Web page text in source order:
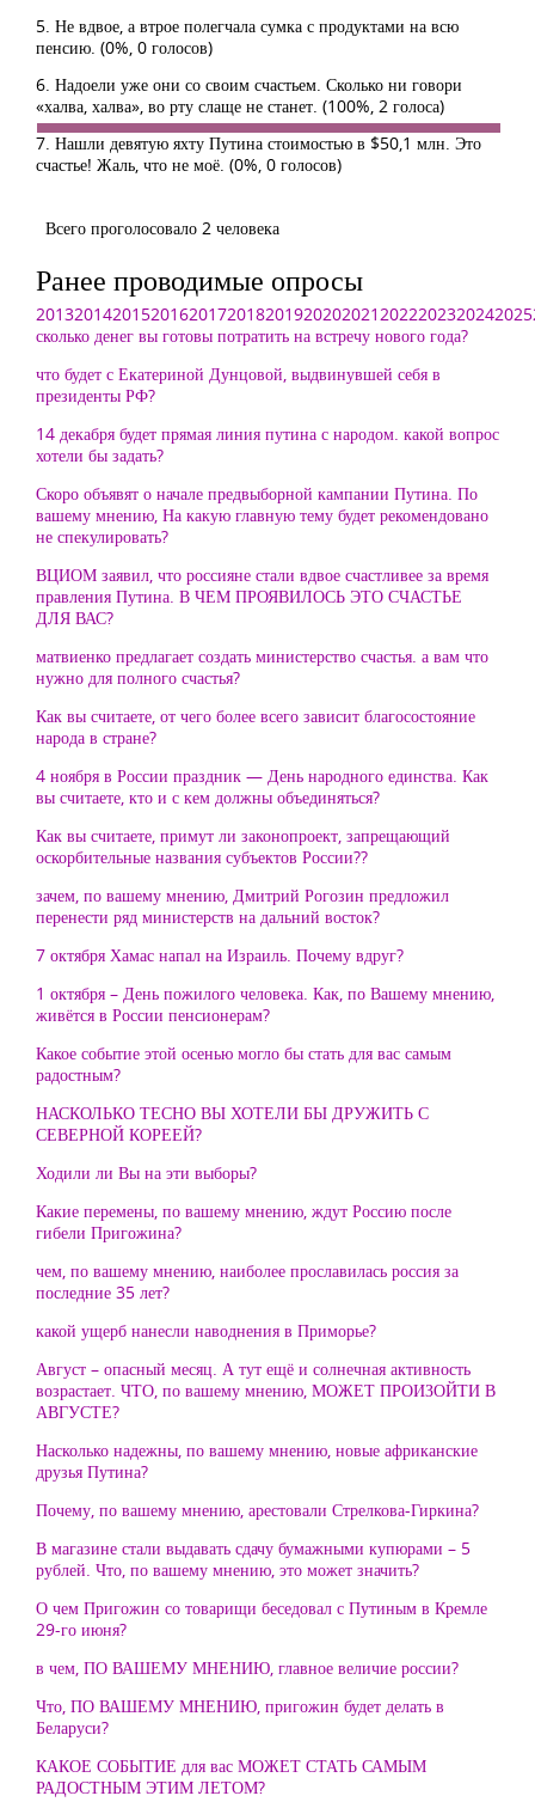
5. Не вдвое, а втрое полегчала сумка с продуктами на всю
пенсию. (0%, 0 голосов)
6. Надоели уже они со своим счастьем. Сколько ни говори
«халва, халва», во рту слаще не станет. (100%, 2 голоса)
7. Нашли девятую яхту Путина стоимостью в $50,1 млн. Это
счастье! Жаль, что не моё. (0%, 0 голосов)
Всего проголосовало 2 человека
Ранее проводимые опросы
2013201420152016201720182019202020212022202320242025
сколько денег вы готовы потратить на встречу нового года?
что будет с Екатериной Дунцовой, выдвинувшей себя в
президенты РФ?
14 декабря будет прямая линия путина с народом. какой вопрос
хотели бы задать?
Скоро объявят о начале предвыборной кампании Путина. По
вашему мнению, На какую главную тему будет рекомендовано
не спекулировать?
ВЦИОМ заявил, что россияне стали вдвое счастливее за время
правления Путина. В ЧЕМ ПРОЯВИЛОСЬ ЭТО СЧАСТЬЕ
ДЛЯ ВАС?
матвиенко предлагает создать министерство счастья. а вам что
нужно для полного счастья?
Как вы считаете, от чего более всего зависит благосостояние
народа в стране?
4 ноября в России праздник — День народного единства. Как
вы считаете, кто и с кем должны объединяться?
Как вы считаете, примут ли законопроект, запрещающий
оскорбительные названия субъектов России??
зачем, по вашему мнению, Дмитрий Рогозин предложил
перенести ряд министерств на дальний восток?
7 октября Хамас напал на Израиль. Почему вдруг?
1 октября – День пожилого человека. Как, по Вашему мнению,
живётся в России пенсионерам?
Какое событие этой осенью могло бы стать для вас самым
радостным?
НАСКОЛЬКО ТЕСНО ВЫ ХОТЕЛИ БЫ ДРУЖИТЬ С
СЕВЕРНОЙ КОРЕЕЙ?
Ходили ли Вы на эти выборы?
Какие перемены, по вашему мнению, ждут Россию после
гибели Пригожина?
чем, по вашему мнению, наиболее прославилась россия за
последние 35 лет?
какой ущерб нанесли наводнения в Приморье?
Август – опасный месяц. А тут ещё и солнечная активность
возрастает. ЧТО, по вашему мнению, МОЖЕТ ПРОИЗОЙТИ В
АВГУСТЕ?
Насколько надежны, по вашему мнению, новые африканские
друзья Путина?
Почему, по вашему мнению, арестовали Стрелкова-Гиркина?
В магазине стали выдавать сдачу бумажными купюрами – 5
рублей. Что, по вашему мнению, это может значить?
О чем Пригожин со товарищи беседовал с Путиным в Кремле
29-го июня?
в чем, ПО ВАШЕМУ МНЕНИЮ, главное величие россии?
Что, ПО ВАШЕМУ МНЕНИЮ, пригожин будет делать в
Беларуси?
КАКОЕ СОБЫТИЕ для вас МОЖЕТ СТАТЬ САМЫМ
РАДОСТНЫМ ЭТИМ ЛЕТОМ?